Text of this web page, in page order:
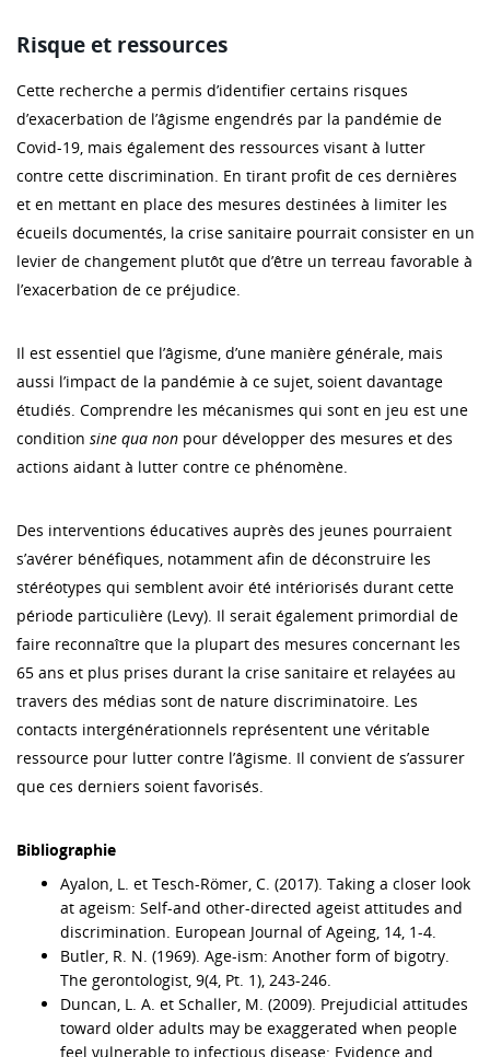
Risque et ressources
Cette recherche a permis d’identifier certains risques
d’exacerbation de l’âgisme engendrés par la pandémie de
Covid-19, mais également des ressources visant à lutter
contre cette discrimination. En tirant profit de ces dernières
et en mettant en place des mesures destinées à limiter les
écueils documentés, la crise sanitaire pourrait consister en un
levier de changement plutôt que d’être un terreau favorable à
l’exacerbation de ce préjudice.
Il est essentiel que l’âgisme, d’une manière générale, mais
aussi l’impact de la pandémie à ce sujet, soient davantage
étudiés. Comprendre les mécanismes qui sont en jeu est une
condition sine qua non pour développer des mesures et des
actions aidant à lutter contre ce phénomène.
Des interventions éducatives auprès des jeunes pourraient
s’avérer bénéfiques, notamment afin de déconstruire les
stéréotypes qui semblent avoir été intériorisés durant cette
période particulière (Levy). Il serait également primordial de
faire reconnaître que la plupart des mesures concernant les
65 ans et plus prises durant la crise sanitaire et relayées au
travers des médias sont de nature discriminatoire. Les
contacts intergénérationnels représentent une véritable
ressource pour lutter contre l’âgisme. Il convient de s’assurer
que ces derniers soient favorisés.
Bibliographie
Ayalon, L. et Tesch-Römer, C. (2017). Taking a closer look
at ageism: Self-and other-directed ageist attitudes and
discrimination. European Journal of Ageing, 14, 1-4.
Butler, R. N. (1969). Age-ism: Another form of bigotry.
The gerontologist, 9(4, Pt. 1), 243-246.
Duncan, L. A. et Schaller, M. (2009). Prejudicial attitudes
toward older adults may be exaggerated when people
feel vulnerable to infectious disease: Evidence and